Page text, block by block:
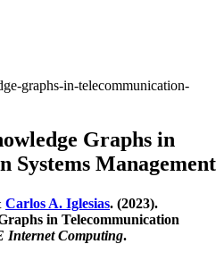
graphs-in-telecommunication-
Graphs in
Systems Management
Carlos A. Iglesias. (2023).
in Telecommunication
Internet Computing.